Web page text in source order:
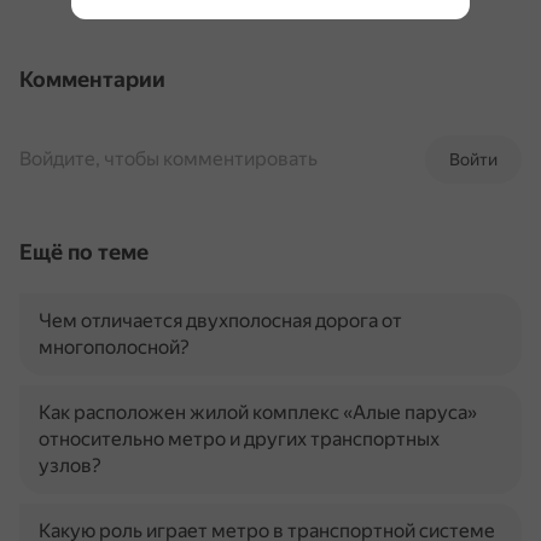
Комментарии
Войти
Войдите, чтобы комментировать
Ещё по теме
Чем отличается двухполосная дорога от
многополосной?
Как расположен жилой комплекс «Алые паруса»
относительно метро и других транспортных
узлов?
Какую роль играет метро в транспортной системе